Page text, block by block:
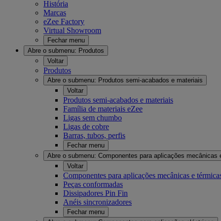
História
Marcas
eZee Factory
Virtual Showroom
Fechar menu
Abre o submenu: Produtos
Voltar
Produtos
Abre o submenu: Produtos semi-acabados e materiais
Voltar
Produtos semi-acabados e materiais
Família de materiais eZee
Ligas sem chumbo
Ligas de cobre
Barras, tubos, perfis
Fechar menu
Abre o submenu: Componentes para aplicações mecânicas
Voltar
Componentes para aplicações mecânicas e
Peças conformadas
Dissipadores Pin Fin
Anéis sincronizadores
Fechar menu